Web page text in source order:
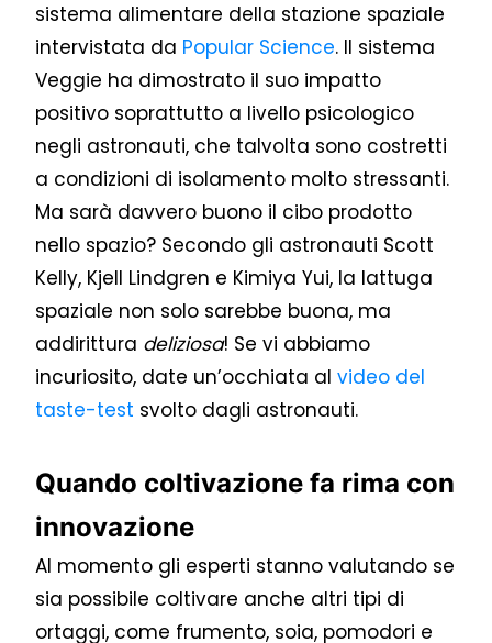
sistema alimentare della stazione spaziale
intervistata da Popular Science. Il sistema
Veggie ha dimostrato il suo impatto
positivo soprattutto a livello psicologico
negli astronauti, che talvolta sono costretti
a condizioni di isolamento molto stressanti.
Ma sarà davvero buono il cibo prodotto
nello spazio? Secondo gli astronauti Scott
Kelly, Kjell Lindgren e Kimiya Yui, la lattuga
spaziale non solo sarebbe buona, ma
addirittura deliziosa! Se vi abbiamo
incuriosito, date un’occhiata al video del
taste-test svolto dagli astronauti.
Quando coltivazione fa rima con
innovazione
Al momento gli esperti stanno valutando se
sia possibile coltivare anche altri tipi di
ortaggi, come frumento, soia, pomodori e